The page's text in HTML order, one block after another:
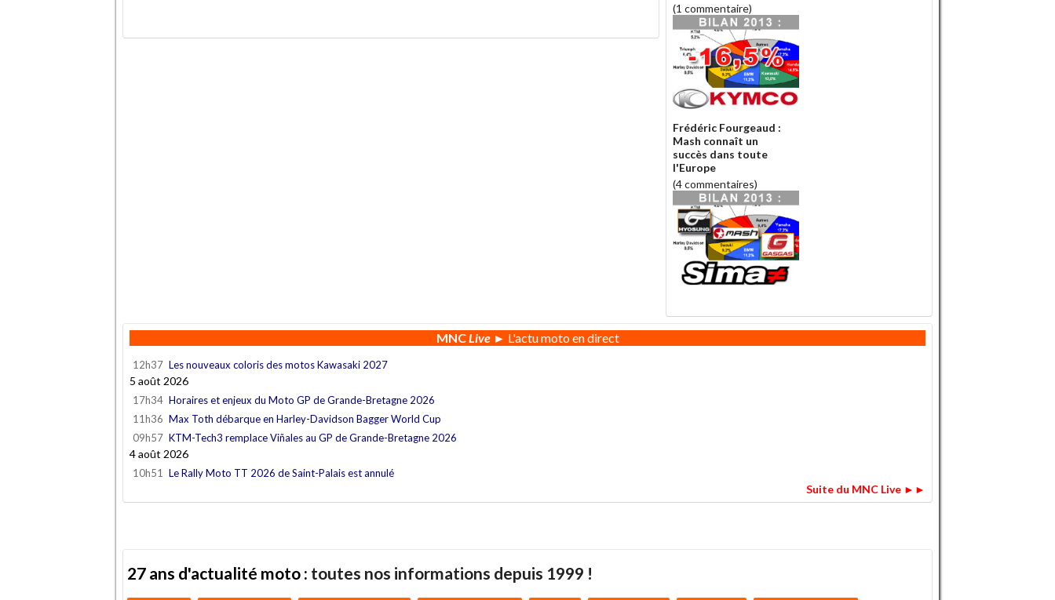
(1 commentaire)
Frédéric Fourgeaud :
Mash connaît un
succès dans toute
l'Europe
(4 commentaires)
MNCLive► L'actu moto en direct
12h37 Les nouveaux coloris des motos Kawasaki 2027
5 août 2026
17h34 Horaires et enjeux du Moto GP de Grande-Bretagne 2026
11h36 Max Toth débarque en Harley-Davidson Bagger World Cup
09h57 KTM-Tech3 remplace Viñales au GP de Grande-Bretagne 2026
4 août 2026
10h51 Le Rally Moto TT 2026 de Saint-Palais est annulé
Suite du MNC Live ►►
27 ans d'actualité moto : toutes nos informations depuis 1999 !